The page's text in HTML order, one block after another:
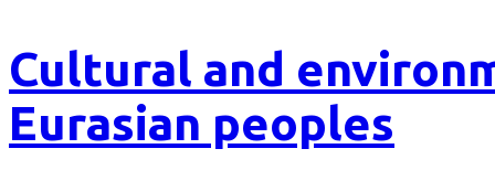
Cultural and
Eurasian peoples